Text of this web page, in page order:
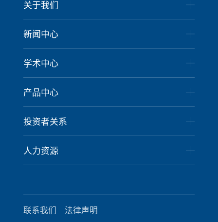
关于我们
新闻中心
学术中心
产品中心
投资者关系
人力资源
联系我们 法律声明